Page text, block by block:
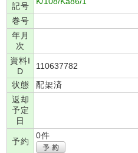
記号
巻号
年月
次
資料I
D
110637782
状態
配架済
返却
予定
日
予約
0件